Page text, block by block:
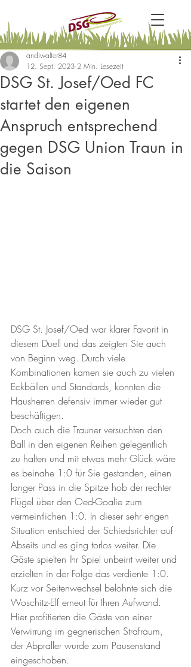
DSG St. Josef/Oed FC
startet den eigenen
Anspruch entsprechend
gegen DSG Union Traun in
die Saison
andiwalter84
12. Sept. 2023 2 Min. Lesezeit
DSG St. Josef/Oed war klarer Favorit in
diesem Duell und das zeigten Sie auch
von Beginn weg. Durch viele
Kombinationen kamen sie auch zu vielen
Eckbällen und Standards, konnten die
Hausherren defensiv immer wieder gut
beschäftigen.
Doch auch die Trauner versuchten den
Ball in den eigenen Reihen gelegentlich
zu halten und mit etwas mehr Glück wäre
es beinahe 1:0 für Sie gestanden, einen
langer Pass in die Spitze hob der rechter
Flügel über den Oed-Goalie zum
vermeintlichen 1:0. In dieser sehr engen
Situation entschied der Schiedsrichter auf
Abseits und es ging torlos weiter. Die
Gäste spielten Ihr Spiel unbeirrt weiter und
erzielten in der Folge das verdiente 1:0.
Kurz vor Seitenwechsel belohnte sich die
Woschitz-Elf erneut für Ihren Aufwand.
Hier profitierten die Gäste von einer
Verwirrung im gegnerischen Strafraum,
der Abpraller wurde zum Pausenstand
eingeschoben.